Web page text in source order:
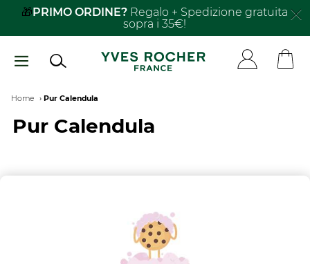
Salta
principale
🎁PRIMO ORDINE? Regalo + Spedizione gratuita
sopra i 35€!
Breadcrumb
Home Pur Calendula
Pur Calendula